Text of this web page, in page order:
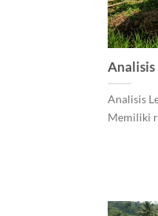
Analisis
Analisis
Memiliki